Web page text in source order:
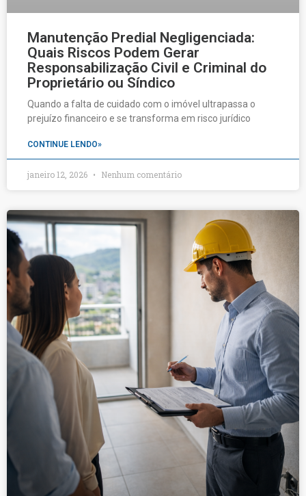
Manutenção Predial Negligenciada:
Quais Riscos Podem Gerar
Responsabilização Civil e Criminal do
Proprietário ou Síndico
Quando a falta de cuidado com o imóvel ultrapassa o
prejuízo financeiro e se transforma em risco jurídico
CONTINUE LENDO»
janeiro 12, 2026 Nenhum comentário